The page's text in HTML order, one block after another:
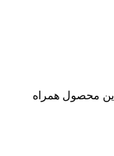
تر این محصول همراه